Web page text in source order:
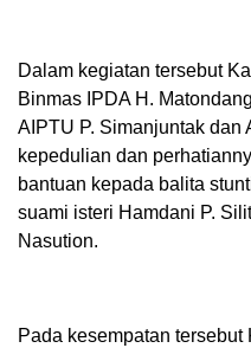
Dalam kegiatan tersebut
Binmas IPDA H.
AIPTU P. Simanjuntak dan
kepedulian dan
bantuan kepada balita
suami isteri Hamdani P.
Nasution.
Pada kesempatan